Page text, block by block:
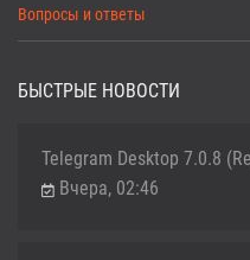
Вопросы и ответы
БЫСТРЫЕ НОВОСТИ
Telegram Desktop 7.0.8
Вчера, 02:46